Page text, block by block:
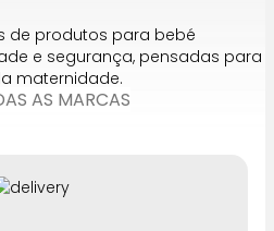
de produtos para bebé
e segurança, pensadas para
maternidade.
AS MARCAS